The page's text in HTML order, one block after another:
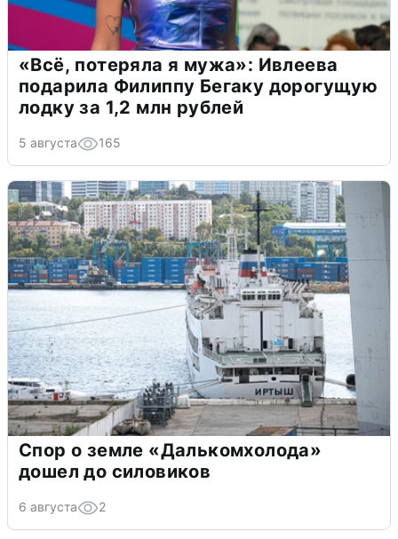
«Всё, потеряла я мужа»: Ивлеева
подарила Филиппу Бегаку дорогущую
лодку за 1,2 млн рублей
5 августа 165
Спор о земле «Далькомхолода»
дошел до силовиков
6 августа 2